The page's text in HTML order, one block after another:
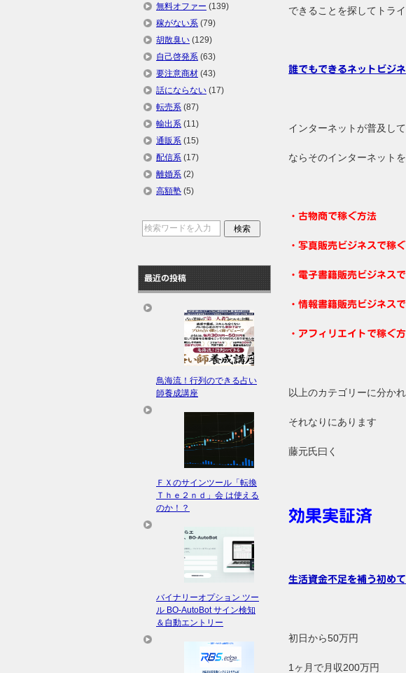
できることを探してトラ
誰でもできるネットビジ
インターネットが普及し
ならそのインターネット
・古物商で稼ぐ方法
・写真販売ビジネスで稼
・電子書籍販売ビジネス
・情報書籍販売ビジネス
・アフィリエイトで稼ぐ
以上のカテゴリーに分か
それなりにあります
藤元氏曰く
効果実証済
生活資金不足を補う初め
初日から50万円
1ヶ月で月収200万円
無料オファー (139)
稼がない系 (79)
胡散臭い (129)
自己啓発系 (63)
要注意商材 (43)
話にならない (17)
転売系 (87)
輸出系 (11)
通販系 (15)
配信系 (17)
離婚系 (2)
高額塾 (5)
最近の投稿
鳥海流！行列のできる占い
師養成講座
ＦＸのサインツール「転換
Ｔｈｅ２ｎｄ」会 は使える
のか！？
バイナリーオプション ツー
ル BO-AutoBot サイン検知
＆自動エントリー